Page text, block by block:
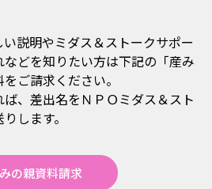
説明やミダス＆ストークサポー
などを知りたい⽅は下記の「産み
ご請求ください。
、差出名をＮＰＯミダス＆スト
します。
の親資料請求